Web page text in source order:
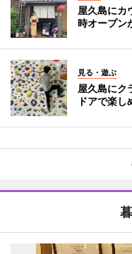
屋久島に
時オープン
見る・遊ぶ
屋久島に
ドアで楽